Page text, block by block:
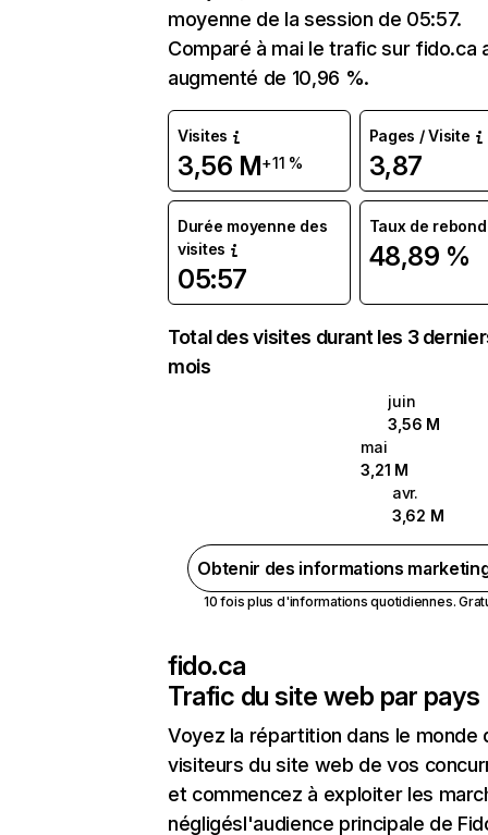
moyenne de la session de 05:57.
Comparé à mai le trafic sur fido.ca
augmenté de 10,96 %.
Visites
3,56 M+11 %
Pages / Visite
3,87
Durée moyenne des
visites
05:57
Taux de rebond
48,89 %
Total des visites durant les 3
mois
juin
3,56 M
mai
3,21 M
avr.
3,62 M
Obtenir des informations
10 fois plus d'informations quotidiennes.
fido.ca
Trafic du site web par pays
Voyez la répartition dans le monde
visiteurs du site web de vos
et commencez à exploiter les
négligésl'audience principale de